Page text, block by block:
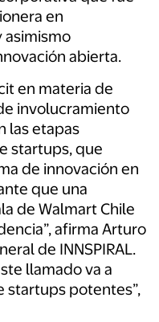
en
asimismo
abierta.
en materia de
involucramiento
las etapas
startups, que
de innovación en
que una
de Walmart Chile
afirma Arturo
de INNSPIRAL.
llamado va a
startups potentes”,